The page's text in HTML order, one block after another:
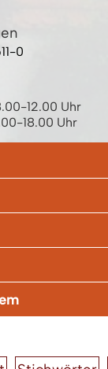
0
12.00 Uhr
18.00 Uhr